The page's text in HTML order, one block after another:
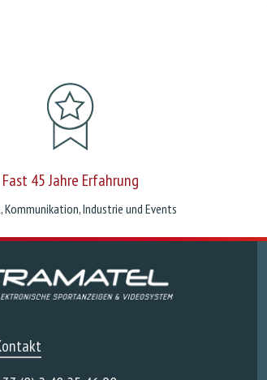
Fast 45 Jahre Erfahrung
Kommunikation, Industrie und Events